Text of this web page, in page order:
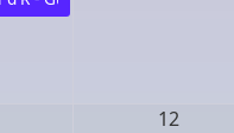
12